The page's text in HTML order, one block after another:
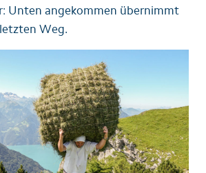
Unten angekommen übernimmt
Weg.